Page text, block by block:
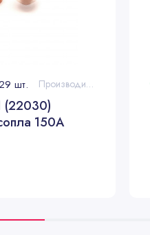
20А
130А
90-130А
шт. Производитель: ESAB®
150А